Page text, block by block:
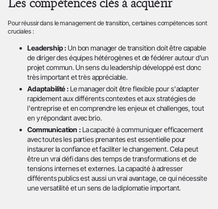
Les compétences clés à acquérir
Pour réussir dans le management de transition, certaines compétences sont
cruciales :
Leadership : Un bon manager de transition doit être capable
de diriger des équipes hétérogènes et de fédérer autour d’un
projet commun. Un sens du leadership développé est donc
très important et très appréciable.
Adaptabilité :Le manager doit être flexible pour s'adapter
rapidement aux différents contextes et aux stratégies de
l'entreprise et en comprendre les enjeux et challenges, tout
en y répondant avec brio.
Communication :La capacité à communiquer efficacement
avec toutes les parties prenantes est essentielle pour
instaurer la confiance et faciliter le changement. Cela peut
être un vrai défi dans des temps de transformations et de
tensions internes et externes. La capacité à adresser
différents publics est aussi un vrai avantage, ce qui nécessite
une versatilité et un sens de la diplomatie important.